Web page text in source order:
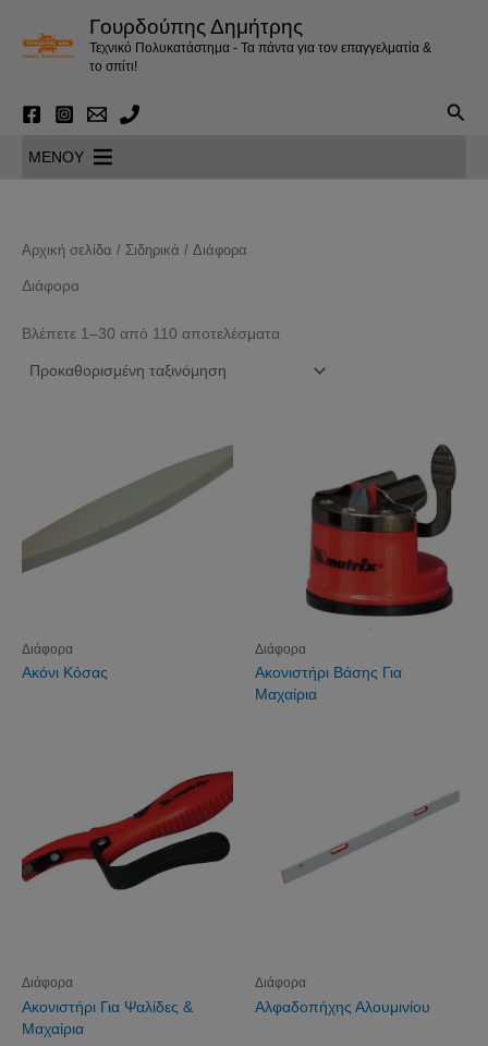
περιεχόμενο
Γουρδούπης Δημήτρης
Τεχνικό Πολυκατάστημα - Τα πάντα για τον επαγγελματία &
το σπίτι!
MENOY
Αρχική σελίδα / Σιδηρικά / Διάφορα
Διάφορα
Βλέπετε 1–30 από 110 αποτελέσματα
Διάφορα
Ακόνι Κόσας
Διάφορα
Ακονιστήρι Βάσης Για
Μαχαίρια
Διάφορα
Ακονιστήρι Για Ψαλίδες &
Μαχαίρια
Διάφορα
Αλφαδοπήχης Αλουμινίου